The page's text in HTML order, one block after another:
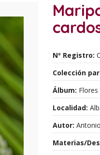
Nº Registro:
Colección
Álbum:
Localidad:
Autor:
Materias/